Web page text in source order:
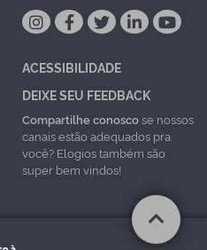
ACESSIBILIDADE
DEIXE SEU FEEDBACK
Compartilhe conoscose nossos
canais estão adequados pra
você? Elogios também são
super bem vindos!